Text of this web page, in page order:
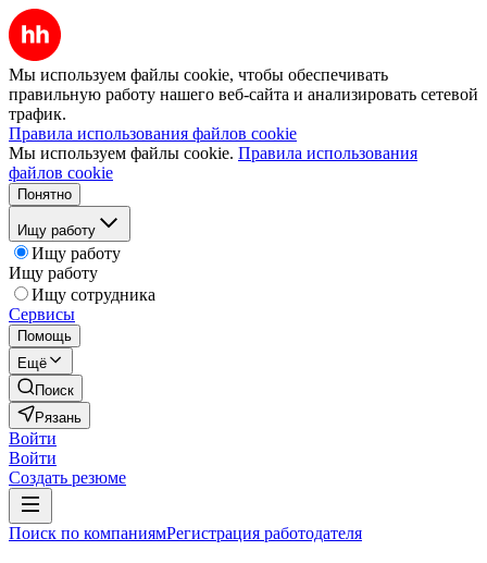
Мы используем файлы cookie, чтобы обеспечивать
правильную работу нашего веб-сайта и анализировать сетевой
трафик.
Правила использования файлов cookie
Мы используем файлы cookie. Правила использования
файлов cookie
Понятно
Ищу работу
Ищу работу
Ищу работу
Ищу сотрудника
Сервисы
Помощь
Ещё
Поиск
Рязань
Войти
Войти
Создать резюме
Поиск по компаниямРегистрация работодателя